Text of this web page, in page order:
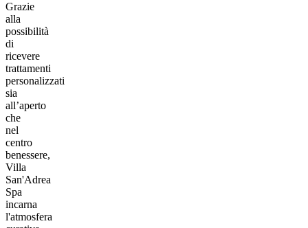
Grazie
alla
possibilità
di
ricevere
trattamenti
personalizzati
sia
all’aperto
che
nel
centro
benessere,
Villa
San'Adrea
Spa
incarna
l'atmosfera